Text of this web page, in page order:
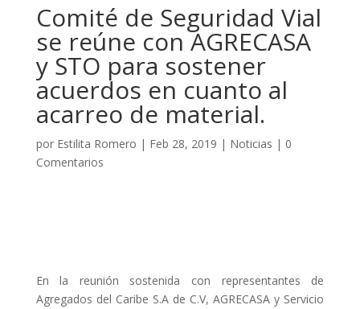
Comité de Seguridad Vial
se reúne con AGRECASA
y STO para sostener
acuerdos en cuanto al
acarreo de material.
por Estilita Romero | Feb 28, 2019 | Noticias | 0
Comentarios
En la reunión sostenida con representantes de
Agregados del Caribe S.A de C.V, AGRECASA y Servicio